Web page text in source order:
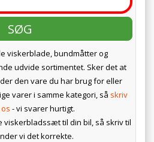
viskerblade, bundmåtter og
udvide sortimentet. Sker det at
den vare du har brug for eller
varer i samme kategori, så skriv
- vi svarer hurtigt.
viskerbladssæt til din bil, så skriv til
vi det korrekte.